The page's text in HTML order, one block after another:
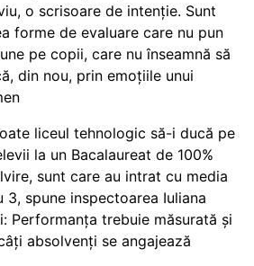
o scrisoare de intenție. Sunt
forme de evaluare care nu pun
pe copii, care nu înseamnă să
din nou, prin emoțiile unui
liceul tehnologic să-i ducă pe
la un Bacalaureat de 100%
sunt care au intrat cu media
3, spune inspectoarea Iuliana
Performanța trebuie măsurată și
absolvenți se angajează